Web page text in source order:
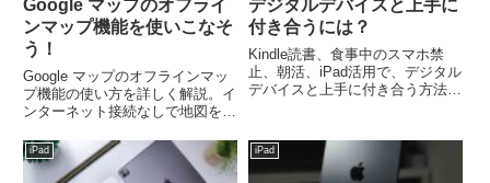
Google マップのオフライ
ンマップ機能を使いこなそ
う！
Google マップのオフラインマッ
プ機能の使い方を詳しく解説。イ
ンターネット接続なしで地図を使
のコツ、iPadでの使用法まで。旅
行や出張に役立つ情報満載！
デジタルデバイスと上手に
付き合うには？
Kindle読書、食事中のスマホ禁
止、朝活、iPad活用で、デジタル
デバイスと上手に付き合う方法を
りましょう。
iPad iPad